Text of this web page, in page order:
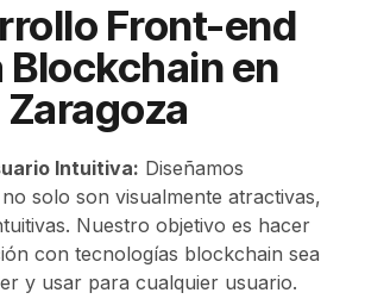
Front-end
Blockchain en
Zaragoza
Intuitiva: Diseñamos
solo son visualmente atractivas,
Nuestro objetivo es hacer
con tecnologías blockchain sea
y usar para cualquier usuario.